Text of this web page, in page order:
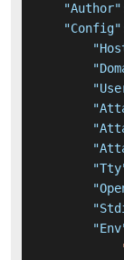
"Author"
"Config"